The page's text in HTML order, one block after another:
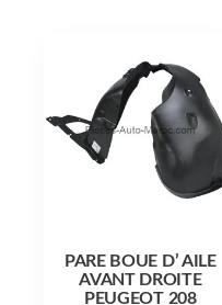
PARE BOUE D’ AILE
AVANT DROITE
PEUGEOT 208